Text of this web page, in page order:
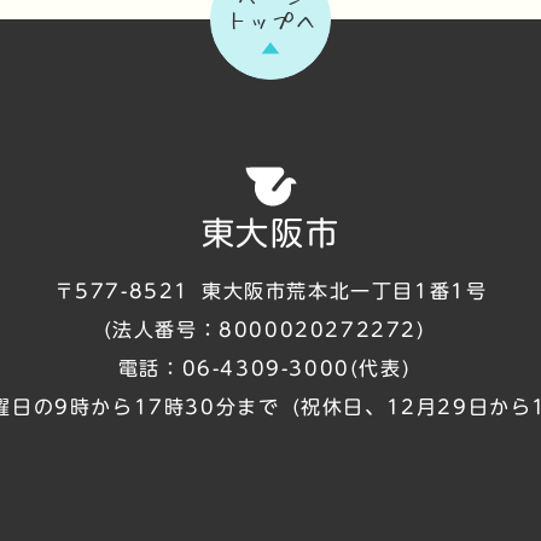
トップへ
東大阪市
〒577-8521
東大阪市荒本北一丁目1番1号
(法人番号：8000020272272)
電話： 06-4309-3000 (代表)
日の9時から17時30分まで
(祝休日、12月29日から